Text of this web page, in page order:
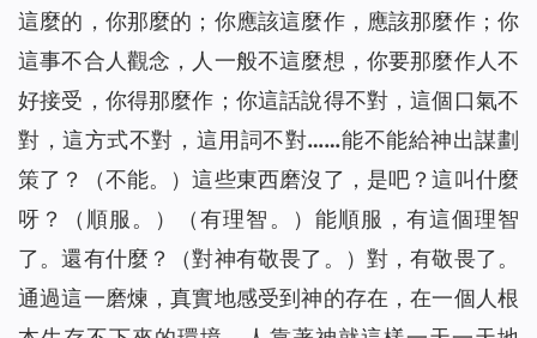
這麼的，你那麼的；你應該這麼作，應該那麼作；你
這事不合人觀念，人一般不這麼想，你要那麼作人不
好接受，你得那麼作；你這話說得不對，這個口氣不
對，這方式不對，這用詞不對……能不能給神出謀劃
策了？
（不能。）這些東西磨沒了，是吧？這叫什麼
呀？
（順服。）（有理智。） 能順服，有這個理智
了。還有什麼？
（對神有敬畏了。） 對，有敬畏了。
通過這一磨煉，真實地感受到神的存在，在一個人根